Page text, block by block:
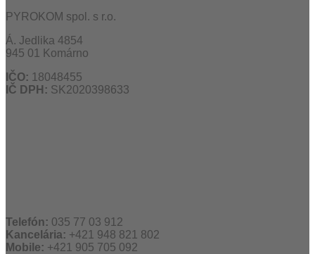
PYROKOM spol. s r.o.
Á. Jedlika 4854
945 01 Komárno
IČO: 18048455
IČ DPH: SK2020398633
Telefón: 035 77 03 912
Kancelária: +421 948 821 802
Mobile: +421 905 705 092